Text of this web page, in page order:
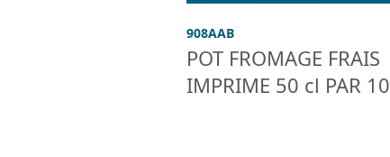
908AAB
POT FROMAGE FRAIS
IMPRIME 50 cl PAR 10